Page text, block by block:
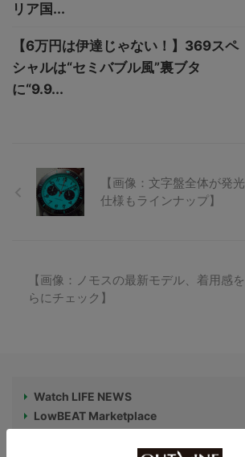
リア国...
【6万円は伊達じゃない！】369スペ
シャルは“セミバブル風”裏ブタ
に“9.9...
【画像：文字盤全体が発
仕様もラインナップ】
【画像：ノモスの最新モデル、着用感
らにチェック】
Watch LIFE NEWS
LowBEAT Marketplace